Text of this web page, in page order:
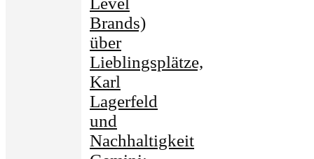
Brands)
über
Lieblingsplätze,
Karl
Lagerfeld
und
Nachhaltigkeit